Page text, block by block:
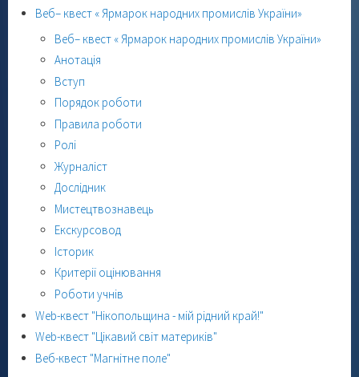
Веб– квест « Ярмарок народних промислів України»
Веб– квест « Ярмарок народних промислів України»
Анотація
Вступ
Порядок роботи
Правила роботи
Ролі
Журналіст
Дослідник
Мистецтвознавець
Екскурсовод
Історик
Критерії оцінювання
Роботи учнів
Web-квест "Нікопольщина - мій рідний край!"
Web-квест "Цікавий світ материків"
Веб-квест "Магнітне поле"